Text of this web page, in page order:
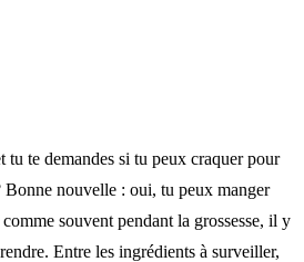
tu te demandes si tu peux craquer pour
Bonne nouvelle : oui, tu peux manger
souvent pendant la grossesse, il y
Entre les ingrédients à surveiller,